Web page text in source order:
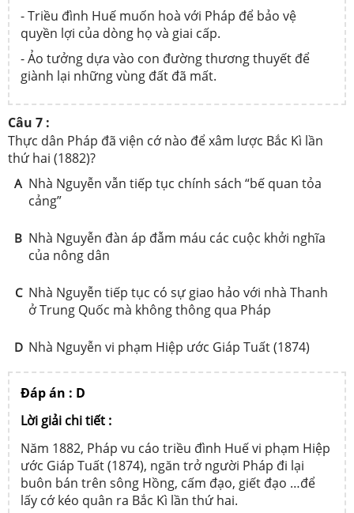
- Triều đình Huế muốn hoà với Pháp để bảo vệ
quyền lợi của dòng họ và giai cấp.
- Ảo tưởng dựa vào con đường thương thuyết để
giành lại những vùng đất đã mất.
Câu 7 :
Thực dân Pháp đã viện cớ nào để xâm lược Bắc Kì lần
thứ hai (1882)?
A Nhà Nguyễn vẫn tiếp tục chính sách “bế quan tỏa
cảng”
B Nhà Nguyễn đàn áp đẫm máu các cuộc khởi nghĩa
của nông dân
C Nhà Nguyễn tiếp tục có sự giao hảo với nhà Thanh
ở Trung Quốc mà không thông qua Pháp
D Nhà Nguyễn vi phạm Hiệp ước Giáp Tuất (1874)
Đáp án : D
Lời giải chi tiết :
Năm 1882, Pháp vu cáo triều đình Huế vi phạm Hiệp
ước Giáp Tuất (1874), ngăn trở người Pháp đi lại
buôn bán trên sông Hồng, cấm đạo, giết đạo …để
lấy cớ kéo quân ra Bắc Kì lần thứ hai.